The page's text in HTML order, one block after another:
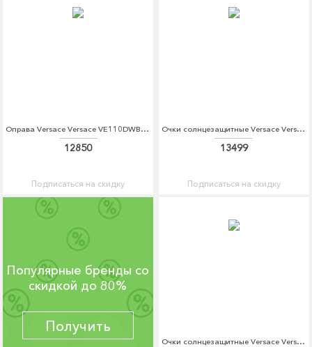
Оправа Versace Versace VE110DWBZPS5
12850
Подписаться на скидку
Очки солнцезащитные Versace Versace VE110DWIIF59
13499
Подписаться на скидку
Популярные бренды со
скидкой до 80%
Получить
Очки солнцезащитные Versace Versace VE110DWDBDS2